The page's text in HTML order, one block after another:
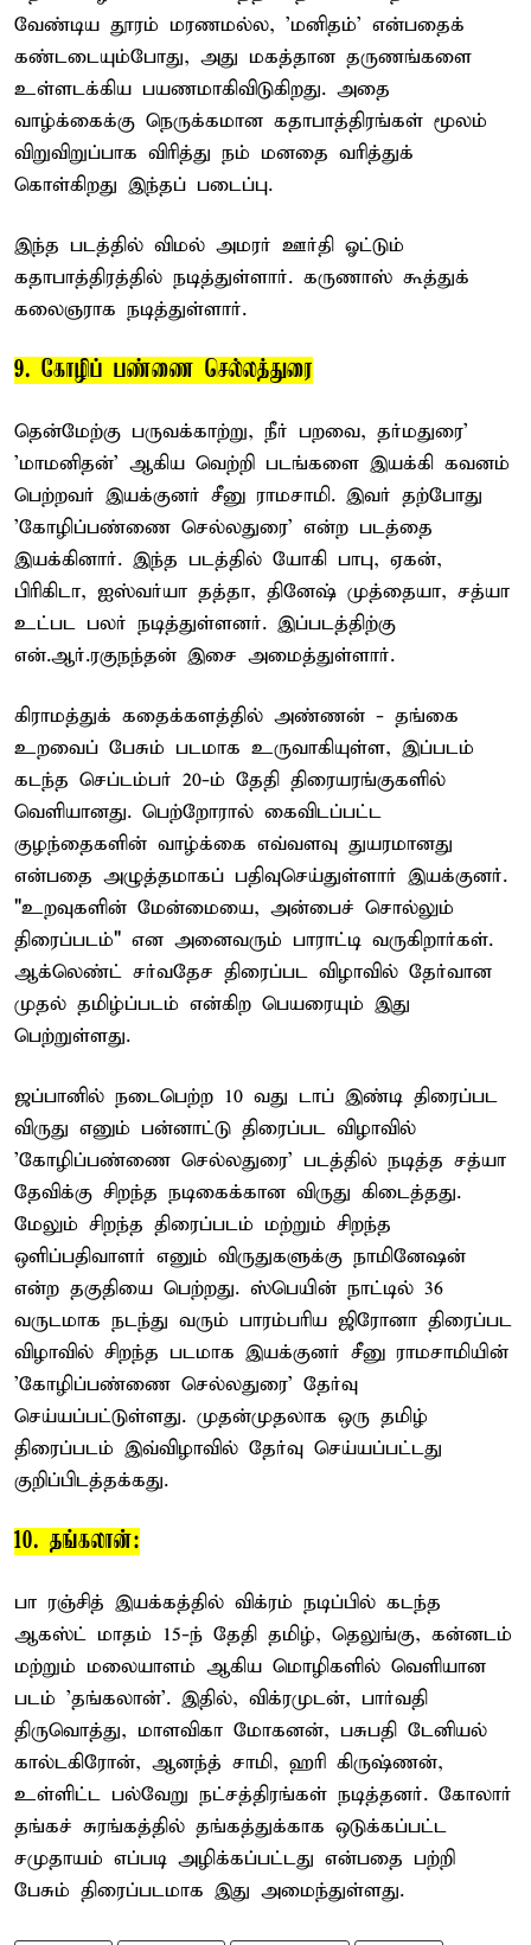
வேண்டிய தூரம் மரணமல்ல, 'மனிதம்' என்பதைக்
கண்டடையும்போது, அது மகத்தான தருணங்களை
உள்ளடக்கிய பயணமாகிவிடுகிறது. அதை
வாழ்க்கைக்கு நெருக்கமான கதாபாத்திரங்கள் மூலம்
விறுவிறுப்பாக விரித்து நம் மனதை வரித்துக்
கொள்கிறது இந்தப் படைப்பு.
இந்த படத்தில் விமல் அமரர் ஊர்தி ஓட்டும்
கதாபாத்திரத்தில் நடித்துள்ளார். கருணாஸ் கூத்துக்
கலைஞராக நடித்துள்ளார்.
9. கோழிப் பண்ணை செல்லத்துரை
தென்மேற்கு பருவக்காற்று, நீர் பறவை, தர்மதுரை'
'மாமனிதன்' ஆகிய வெற்றி படங்களை இயக்கி கவனம்
பெற்றவர் இயக்குனர் சீனு ராமசாமி. இவர் தற்போது
'கோழிப்பண்ணை செல்லதுரை' என்ற படத்தை
இயக்கினார். இந்த படத்தில் யோகி பாபு, ஏகன்,
பிரிகிடா, ஐஸ்வர்யா தத்தா, தினேஷ் முத்தையா, சத்யா
உட்பட பலர் நடித்துள்ளனர். இப்படத்திற்கு
என்.ஆர்.ரகுநந்தன் இசை அமைத்துள்ளார்.
கிராமத்துக் கதைக்களத்தில் அண்ணன் - தங்கை
உறவைப் பேசும் படமாக உருவாகியுள்ள, இப்படம்
கடந்த செப்டம்பர் 20-ம் தேதி திரையரங்குகளில்
வெளியானது. பெற்றோரால் கைவிடப்பட்ட
குழந்தைகளின் வாழ்க்கை எவ்வளவு துயரமானது
என்பதை அழுத்தமாகப் பதிவுசெய்துள்ளார் இயக்குனர்.
"உறவுகளின் மேன்மையை, அன்பைச் சொல்லும்
திரைப்படம்" என அனைவரும் பாராட்டி வருகிறார்கள்.
ஆக்லெண்ட் சர்வதேச திரைப்பட விழாவில் தேர்வான
முதல் தமிழ்ப்படம் என்கிற பெயரையும் இது
பெற்றுள்ளது.
ஜப்பானில் நடைபெற்ற 10 வது டாப் இண்டி திரைப்பட
விருது எனும் பன்னாட்டு திரைப்பட விழாவில்
'கோழிப்பண்ணை செல்லதுரை' படத்தில் நடித்த சத்யா
தேவிக்கு சிறந்த நடிகைக்கான விருது கிடைத்தது.
மேலும் சிறந்த திரைப்படம் மற்றும் சிறந்த
ஒளிப்பதிவாளர் எனும் விருதுகளுக்கு நாமினேஷன்
என்ற தகுதியை பெற்றது. ஸ்பெயின் நாட்டில் 36
வருடமாக நடந்து வரும் பாரம்பரிய ஜிரோனா திரைப்பட
விழாவில் சிறந்த படமாக இயக்குனர் சீனு ராமசாமியின்
'கோழிப்பண்ணை செல்லதுரை' தேர்வு
செய்யப்பட்டுள்ளது. முதன்முதலாக ஒரு தமிழ்
திரைப்படம் இவ்விழாவில் தேர்வு செய்யப்பட்டது
குறிப்பிடத்தக்கது.
10. தங்கலான்:
பா ரஞ்சித் இயக்கத்தில் விக்ரம் நடிப்பில் கடந்த
ஆகஸ்ட் மாதம் 15-ந் தேதி தமிழ், தெலுங்கு, கன்னடம்
மற்றும் மலையாளம் ஆகிய மொழிகளில் வெளியான
படம் 'தங்கலான்'. இதில், விக்ரமுடன், பார்வதி
திருவொத்து, மாளவிகா மோகனன், பசுபதி டேனியல்
கால்டகிரோன், ஆனந்த் சாமி, ஹரி கிருஷ்ணன்,
உள்ளிட்ட பல்வேறு நட்சத்திரங்கள் நடித்தனர். கோலார்
தங்கச் சுரங்கத்தில் தங்கத்துக்காக ஒடுக்கப்பட்ட
சமுதாயம் எப்படி அழிக்கப்பட்டது என்பதை பற்றி
பேசும் திரைப்படமாக இது அமைந்துள்ளது.